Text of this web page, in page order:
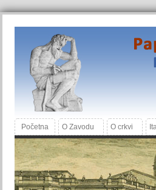
Početna O Zavodu O crkvi